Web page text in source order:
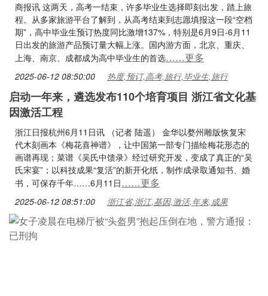
商报讯 这两天，高考一结束，许多毕业生选择即刻出发，踏上旅
程。从多家旅游平台了解到，从高考结束到志愿填报这一段“空档
期”，高中毕业生预订热度同比激增137%，特别是6月9日-6月11
日出发的旅游产品预订量大幅上涨。国内游方面，北京、重庆、
上海、南京、成都成为高中毕业生的首选……更多
2025-06-12 08:50:00 热度,预订,高考,旅行,毕业生,旅行
启动一年来，遴选发布110个培育项目 浙江省文化基
因激活工程
浙江日报杭州6月11日讯 （记者 陆遥） 金华以婺州雕版恢复宋
代木刻画本《梅花喜神谱》，让中国第一部专门描绘梅花形态的
画谱再现；菜谱《吴氏中馈录》经过研究开发，变成了真正的“吴
氏宋宴”；以科技成果“复活”的新开化纸，制作成录取通知书、婚
书，可保存千年……6月11日……更多
2025-06-12 08:51:00 浙江省,浙江,基因,激活,年来,成果